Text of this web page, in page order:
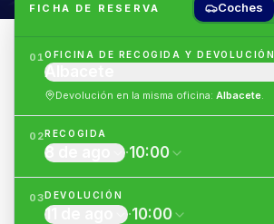
FICHA DE RESERVA Coches
01OFICINA DE RECOGIDA Y DEVOLUCIÓN
Albacete
Devolución en la misma oficina:Albacete.
02RECOGIDA
8 de ago ·10:00
03DEVOLUCIÓN
11 de ago ·10:00